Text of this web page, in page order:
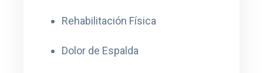
Rehabilitación Física
Dolor de Espalda